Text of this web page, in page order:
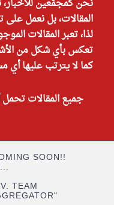
المقالات، بل نعمل
لذا، تعبر المقالات
تعكس بأي شكل من
كما لا يترتب عليها أي
جميع المقالات تحمل
SOON!!
...
TEAM